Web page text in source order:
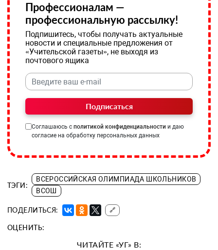
Профессионалам —
профессиональную рассылку!
Подпишитесь, чтобы получать актуальные
новости и специальные предложения от
«Учительской газеты», не выходя из
почтового ящика
Подписаться
Соглашаюсь с политикой конфиденциальности и даю
согласие на обработку персональных данных
ТЭГИ:
ВСЕРОССИЙСКАЯ ОЛИМПИАДА ШКОЛЬНИКОВ
ВСОШ
ПОДЕЛИТЬСЯ: 🔗
ОЦЕНИТЬ:
ЧИТАЙТЕ «УГ» В: